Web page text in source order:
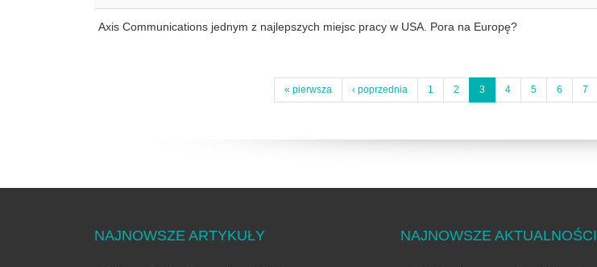
Axis Communications jednym z najlepszych miejsc pracy w USA. Pora na Europę?
« pierwsza ‹ poprzednia 1 2 3 4 5 6 7
NAJNOWSZE ARTYKUŁY NAJNOWSZE AKTUALNOŚCI